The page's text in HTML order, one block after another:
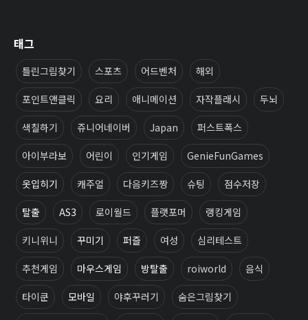
태그
틀린그림찾기 스포츠 어드벤처 해외
포인트앤클릭 요리 애니메이션 자작플래시 두뇌
색칠하기 쥬니어네이버 Japan 퍼스트폭스
아이부라보 어린이 인기게임 GenieFunGames
옷입히기 캐주얼 다음키즈짱 슈팅 점수저장
탈출 AS3 로이월드 플랫포머 랭킹게임
키니위니 꾸미기 퍼즐 여성 심리테스트
추천게임 마우스게임 방탈출 roiworld 음식
타이쿤 모바일 야후꾸러기 숨은그림찾기